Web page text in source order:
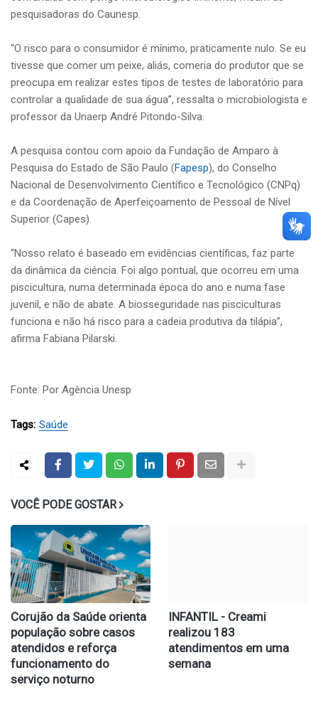
pesquisadoras do Caunesp.
“O risco para o consumidor é mínimo, praticamente nulo. Se eu
tivesse que comer um peixe, aliás, comeria do produtor que se
preocupa em realizar estes tipos de testes de laboratório para
controlar a qualidade de sua água”, ressalta o microbiologista e
professor da Unaerp André Pitondo-Silva.
A pesquisa contou com apoio da Fundação de Amparo à
Pesquisa do Estado de São Paulo (Fapesp), do Conselho
Nacional de Desenvolvimento Científico e Tecnológico (CNPq)
e da Coordenação de Aperfeiçoamento de Pessoal de Nível
Superior (Capes).
“Nosso relato é baseado em evidências científicas, faz parte
da dinâmica da ciência. Foi algo pontual, que ocorreu em uma
piscicultura, numa determinada época do ano e numa fase
juvenil, e não de abate. A biosseguridade nas pisciculturas
funciona e não há risco para a cadeia produtiva da tilápia”,
afirma Fabiana Pilarski.
Fonte: Por Agência Unesp
Tags: Saúde
VOCÊ PODE GOSTAR
Corujão da Saúde orienta
população sobre casos
atendidos e reforça
funcionamento do
serviço noturno
INFANTIL - Creami
realizou 183
atendimentos em uma
semana